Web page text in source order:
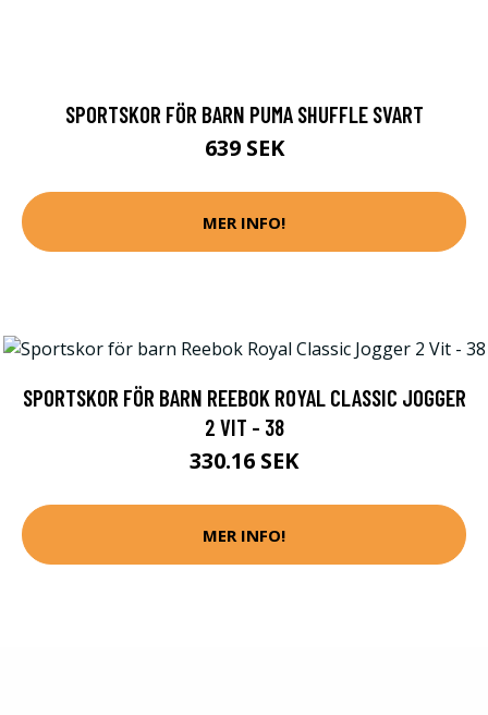
SPORTSKOR FÖR BARN PUMA SHUFFLE SVART
639 SEK
MER INFO!
SPORTSKOR FÖR BARN REEBOK ROYAL CLASSIC JOGGER
2 VIT - 38
330.16 SEK
MER INFO!